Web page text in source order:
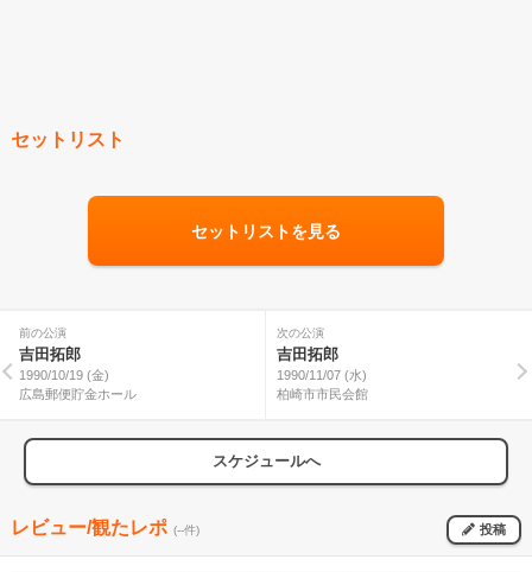
セットリスト
セットリストを見る
前の公演
吉田拓郎
1990/10/19 (金)
広島郵便貯金ホール
次の公演
吉田拓郎
1990/11/07 (水)
柏崎市市民会館
スケジュールへ
レビュー/観たレポ (--件) 投稿